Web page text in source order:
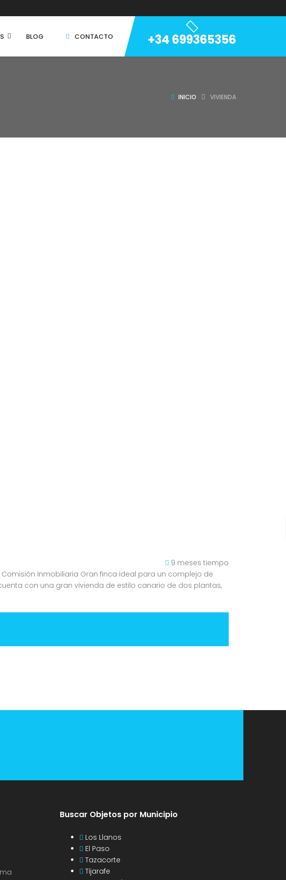
BLOG CONTACTO +34 699365356
INICIO VIVIENDA
9 meses tiempo
Comisión Inmobiliaria Gran finca ideal para un complejo de
con una gran vivienda de estilo canario de dos plantas,
Buscar Objetos por Municipio
Los Llanos
El Paso
Tazacorte
Tijarafe